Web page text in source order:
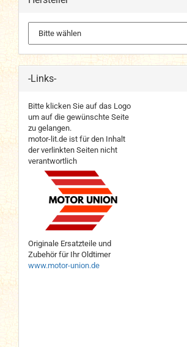
-Links-
Bitte klicken Sie auf das Logo
um auf die gewünschte Seite
zu gelangen.
motor-lit.de ist für den Inhalt
der verlinkten Seiten nicht
verantwortlich
Originale Ersatzteile und
Zubehör für Ihr Oldtimer
www.motor-union.de